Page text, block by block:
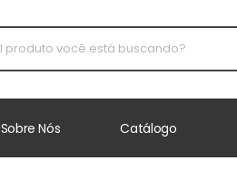
Sobre Nós Catálogo